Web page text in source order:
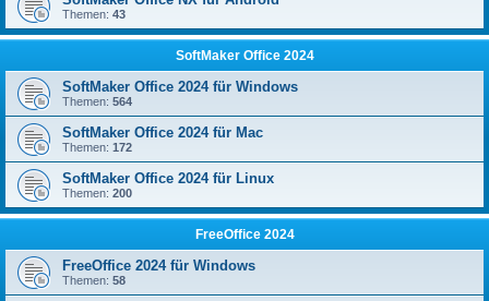
Themen: 43
SoftMaker Office 2024
SoftMaker Office 2024 für Windows
Themen: 564
SoftMaker Office 2024 für Mac
Themen: 172
SoftMaker Office 2024 für Linux
Themen: 200
FreeOffice 2024
FreeOffice 2024 für Windows
Themen: 58